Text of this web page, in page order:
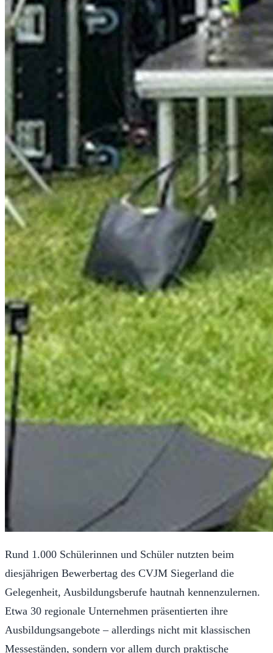
Rund 1.000 Schülerinnen und Schüler nutzten beim
diesjährigen Bewerbertag des CVJM Siegerland die
Gelegenheit, Ausbildungsberufe hautnah kennenzulernen.
Etwa 30 regionale Unternehmen präsentierten ihre
Ausbildungsangebote – allerdings nicht mit klassischen
Messeständen, sondern vor allem durch praktische